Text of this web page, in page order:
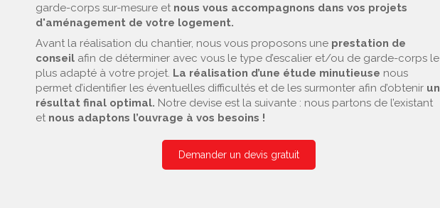
garde-corps sur-mesure et nous vous accompagnons dans vos projets
d'aménagement de votre logement.
Avant la réalisation du chantier, nous vous proposons une prestation de
conseil afin de déterminer avec vous le type d’escalier et/ou de garde-corps le
plus adapté à votre projet. La réalisation d’une étude minutieuse nous
permet d’identifier les éventuelles difficultés et de les surmonter afin d’obtenir un
résultat final optimal. Notre devise est la suivante : nous partons de l’existant
et nous adaptons l’ouvrage à vos besoins !
Demander un devis gratuit